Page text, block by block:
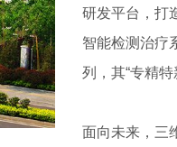
研发平台，打
智能检测治疗
列，其“专精
面向未来，三